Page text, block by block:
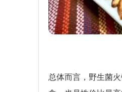
总体而言，野生菌